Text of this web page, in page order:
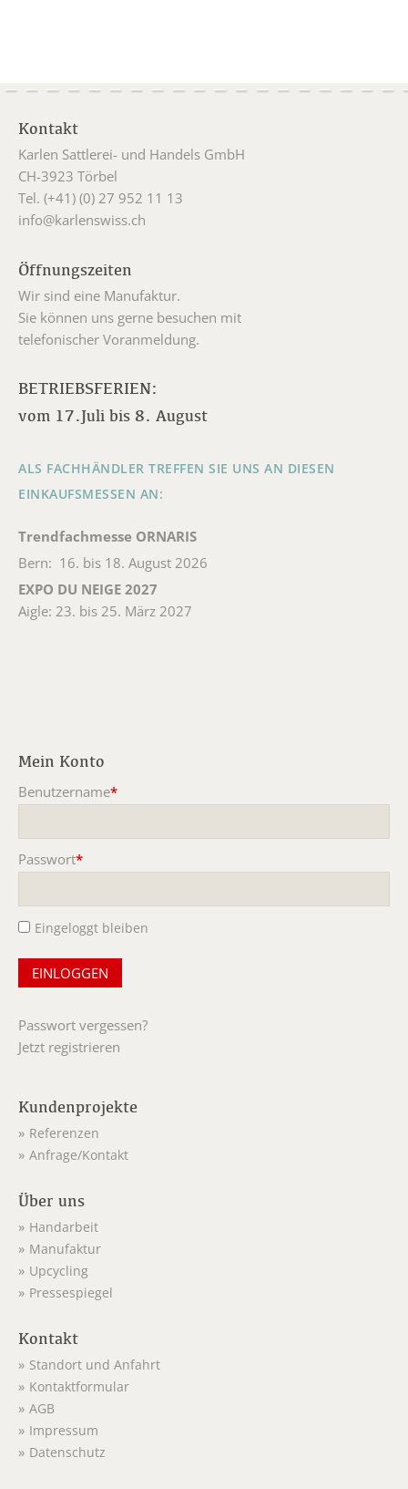
Kontakt
Karlen Sattlerei- und Handels GmbH
CH-3923 Törbel
Tel. (+41) (0) 27 952 11 13
info@karlenswiss.ch
Öffnungszeiten
Wir sind eine Manufaktur.
Sie können uns gerne besuchen mit
telefonischer Voranmeldung.
BETRIEBSFERIEN:
vom 17.Juli bis 8. August
ALS FACHHÄNDLER TREFFEN SIE UNS AN DIESEN
EINKAUFSMESSEN AN:
Trendfachmesse ORNARIS
Bern: 16. bis 18. August 2026
EXPO DU NEIGE 2027
Aigle: 23. bis 25. März 2027
Mein Konto
Benutzername*
Passwort*
Eingeloggt bleiben
Passwort vergessen?
Jetzt registrieren
Kundenprojekte
Referenzen
Anfrage/Kontakt
Über uns
Handarbeit
Manufaktur
Upcycling
Pressespiegel
Kontakt
Standort und Anfahrt
Kontaktformular
AGB
Impressum
Datenschutz